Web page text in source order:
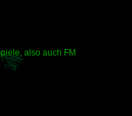
also auch FM